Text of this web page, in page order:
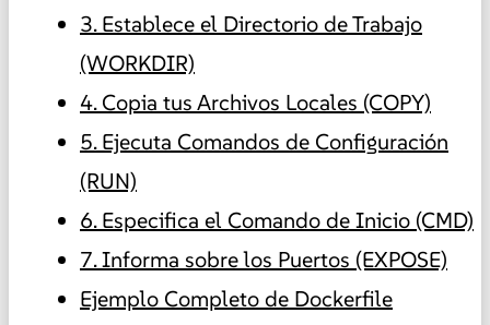
3. Establece el Directorio de Trabajo
(WORKDIR)
4. Copia tus Archivos Locales (COPY)
5. Ejecuta Comandos de Configuración
(RUN)
6. Especifica el Comando de Inicio (CMD)
7. Informa sobre los Puertos (EXPOSE)
Ejemplo Completo de Dockerfile